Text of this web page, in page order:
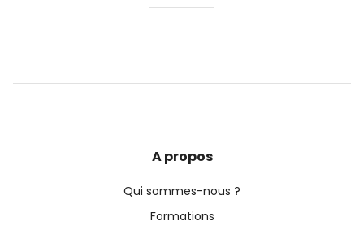
A propos
Qui sommes-nous ?
Formations